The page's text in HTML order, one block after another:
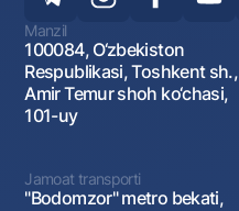
Manzil
100084, O‘zbekiston
Respublikasi, Toshkent sh.,
Amir Temur shoh ko‘chasi,
101-uy
Jamoat transporti
"Bodomzor" metro bekati,